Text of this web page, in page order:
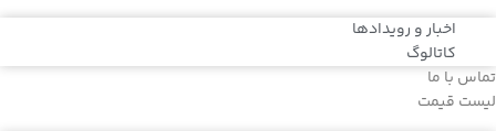
اخبار و رویدادها
کاتالوگ
تماس با ما
لیست قیمت